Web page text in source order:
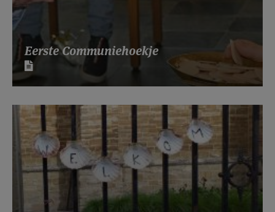
Eerste Communiehoekje